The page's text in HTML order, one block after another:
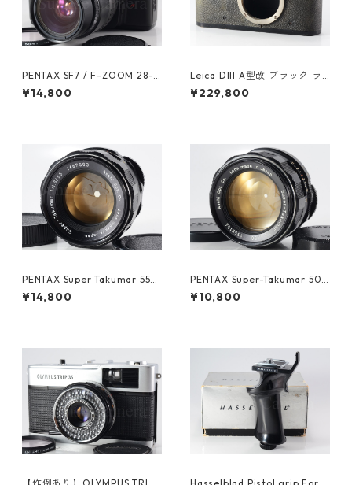
PENTAX SF7 / F-ZOOM 28-8
0mm F3.5-4.5 ペンタックス
(61605)
¥14,800
Leica DIII A型改 ブラック ラ
イカ (61478)
¥229,800
PENTAX Super Takumar 55m
m F1.8 M42 ペンタックス (61
484)
¥14,800
PENTAX Super-Takumar 50
mm F1.4 M42 整備済 ペンタ
ックス 人気オールドレンズ (6
¥10,800